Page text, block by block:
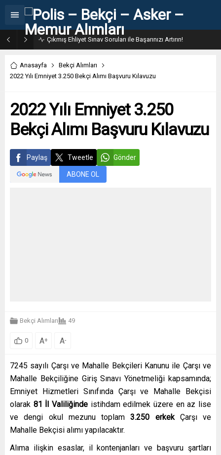
Çıkmış Ehliyet Sınav Soruları ile Başarınızı Artırın!
Anasayfa
Bekçi Alımları
2022 Yılı Emniyet 3.250 Bekçi Alımı Başvuru Kılavuzu
2022 Yılı Emniyet 3.250
Bekçi Alımı Başvuru Kılavuzu
Paylaş Tweetle Gönder
ABONE OL
Bekçi Alımları 49
0 A+ A-
7245 sayılı Çarşı ve Mahalle Bekçileri Kanunu ile Çarşı ve
Mahalle Bekçiliğine Giriş Sınavı Yönetmeliği kapsamında;
Emniyet Hizmetleri Sınıfında Çarşı ve Mahalle Bekçisi
olarak 81 İl Valiliğinde istihdam edilmek üzere en az lise
ve dengi okul mezunu toplam3.250 erkekÇarşı ve
Mahalle Bekçisi alımı yapılacaktır.
Alıma ilişkin esaslar, il kontenjanları ve başvuru şartları